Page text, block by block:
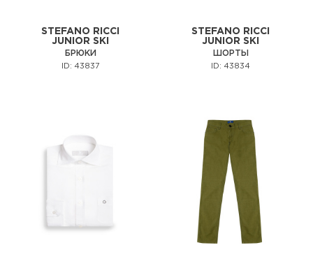
STEFANO RICCI
JUNIOR SKI
БРЮКИ
ID: 43837
STEFANO RICCI
JUNIOR SKI
ШОРТЫ
ID: 43834